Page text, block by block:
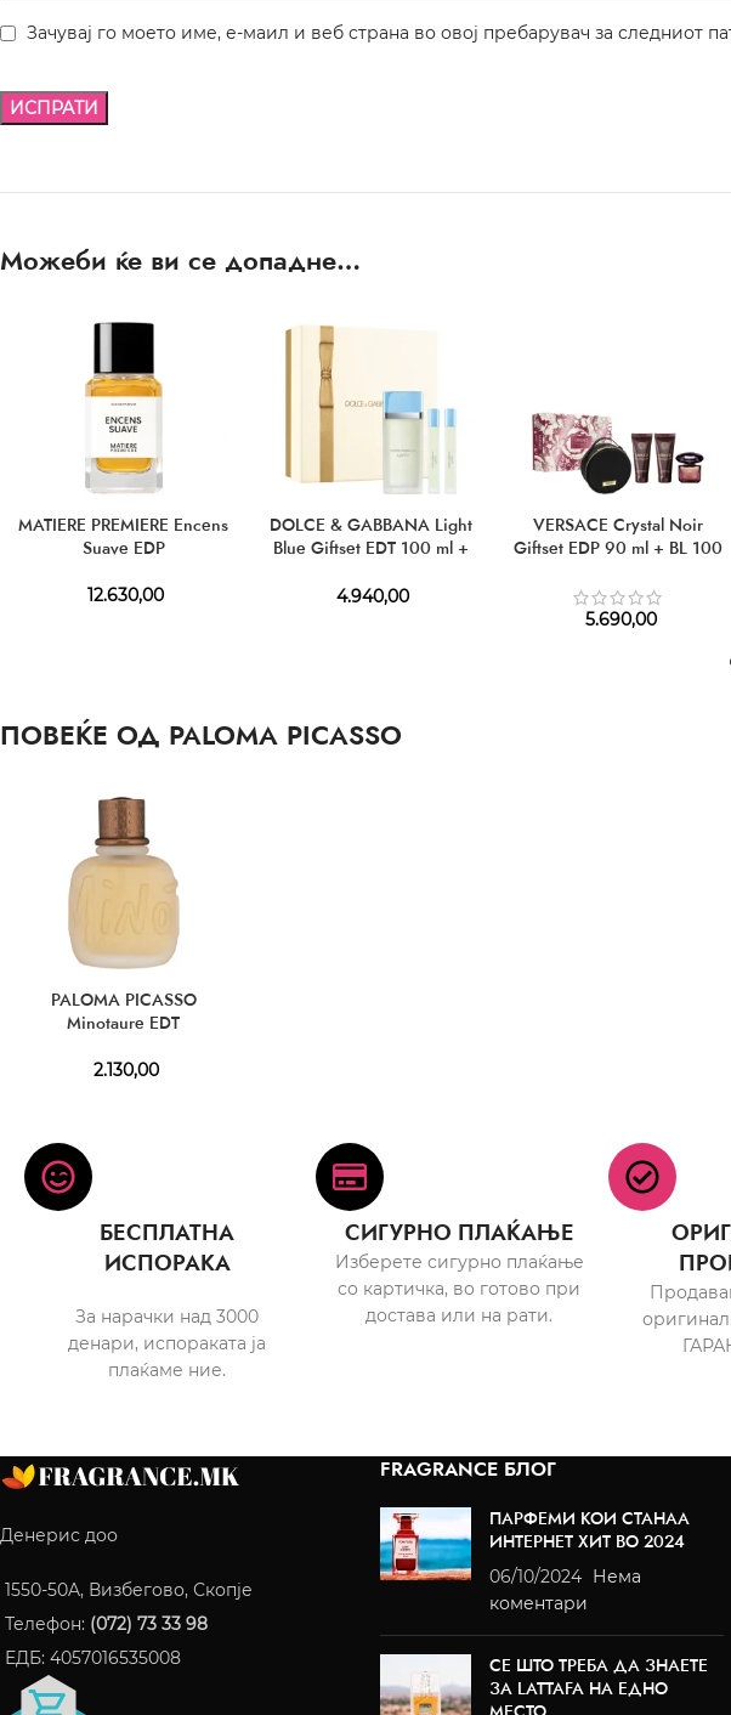
Зачувај го моето име, е-маил и веб страна во овој пребарувач за следниот
Можеби ќе ви се допадне…
MATIERE PREMIERE Encens
Suave EDP
12.630,00
DOLCE & GABBANA Light
Blue Giftset EDT 100 ml +
4.940,00
VERSACE Crystal Noir
Giftset EDP 90 ml + BL 100
Bag
5.690,00
ПОВЕЌЕ ОД PALOMA PICASSO
PALOMA PICASSO
Minotaure EDT
2.130,00
БЕСПЛАТНА
ИСПОРАКА
За нарачки над 3000
денари, испораката ја
плаќаме ние.
СИГУРНО ПЛАЌАЊЕ
Изберете сигурно плаќање
со картичка, во готово при
достава или на рати.
Денерис доо
1550-50A, Визбегово, Скопје
Телефон: (072) 73 33 98
ЕДБ: 4057016535008
FRAGRANCE БЛОГ
ПАРФЕМИ КОИ СТАНАА
ИНТЕРНЕТ ХИТ ВО 2024
06/10/2024 Нема
коментари
СЕ ШТО ТРЕБА ДА ЗНАЕТЕ
ЗА LATTAFA НА ЕДНО